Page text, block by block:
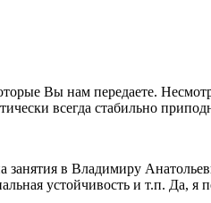
Вы нам передаете.
всегда стабильно
занятия в Владимиру
устойчивость и т.п. Да, я